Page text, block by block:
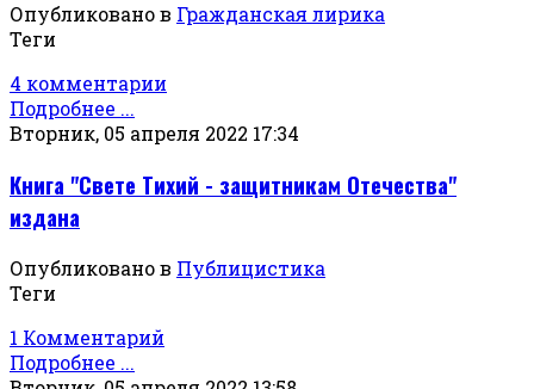
Опубликовано в Гражданская лирика
Теги
4 комментарии
Подробнее ...
Вторник, 05 апреля 2022 17:34
Книга "Свете Тихий - защитникам Отечества"
издана
Опубликовано в Публицистика
Теги
1 Комментарий
Подробнее ...